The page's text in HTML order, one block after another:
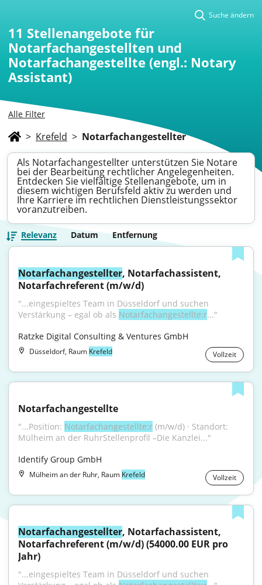
Alle Filter
Suche ändern
11 Stellenangebote für
Notarfachangestellten und
Notarfachangestellte (engl.: Notary
Assistant)
> Krefeld > Notarfachangestellter
Als Notarfachangestellter unterstützen Sie Notare
bei der Bearbeitung rechtlicher Angelegenheiten.
Entdecken Sie vielfältige Stellenangebote, um in
diesem wichtigen Berufsfeld aktiv zu werden und
Ihre Karriere im rechtlichen Dienstleistungssektor
voranzutreiben.
Relevanz Datum Entfernung
Notarfachangestellter, Notarfachassistent,
Notarfachreferent (m/w/d)
"...eingespieltes Team in Düsseldorf und suchen
Verstärkung – egal ob als Notarfachangestellte:r..."
Ratzke Digital Consulting & Ventures GmbH
Düsseldorf, Raum Krefeld Vollzeit
Notarfachangestellte
"...Position: Notarfachangestellte:r (m/w/d) · Standort:
Mülheim an der RuhrStellenprofil –Die Kanzlei..."
Identify Group GmbH
Mülheim an der Ruhr, Raum Krefeld Vollzeit
Notarfachangestellter, Notarfachassistent,
Notarfachreferent (m/w/d) (54000.00 EUR pro
Jahr)
"...eingespieltes Team in Düsseldorf und suchen